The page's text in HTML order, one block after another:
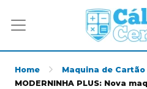
Home
Maquina de Cartão
MODERNINHA PLUS: Nova